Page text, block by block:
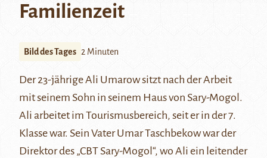
Familienzeit
Bild des Tages 2 Minuten
Der 23-jährige Ali Umarow sitzt nach der Arbeit
mit seinem Sohn in seinem Haus von Sary-Mogol.
Ali arbeitet im Tourismusbereich, seit er in der 7.
Klasse war. Sein Vater Umar Taschbekow war der
Direktor des „CBT Sary-Mogol“, wo Ali ein leitender